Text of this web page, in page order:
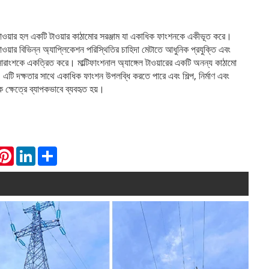
হল একটি টাওয়ার কাঠামোর সরঞ্জাম যা একাধিক ফাংশনকে একীভূত করে।
বিভিন্ন অ্যাপ্লিকেশন পরিস্থিতির চাহিদা মেটাতে আধুনিক প্রযুক্তি এবং
একত্রিত করে। মাল্টিফাংশনাল অ্যাঙ্গেল টাওয়ারের একটি অনন্য কাঠামো
দক্ষতার সাথে একাধিক ফাংশন উপলব্ধি করতে পারে এবং শিল্প, নির্মাণ এবং
ব্যাপকভাবে ব্যবহৃত হয়।
PinterestLinkedIn